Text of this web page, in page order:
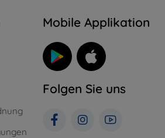
Mobile Applikation
Folgen Sie uns